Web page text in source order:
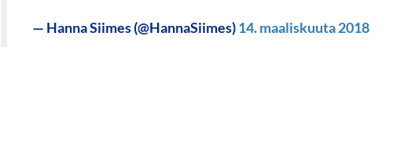
— Hanna Siimes (@HannaSiimes)14. maaliskuuta 2018